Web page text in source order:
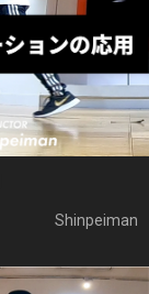
Shinpeiman